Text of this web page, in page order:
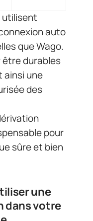
utilisent
auto
que Wago.
être durables
une
des
pour
sûre et bien
une
dans votre